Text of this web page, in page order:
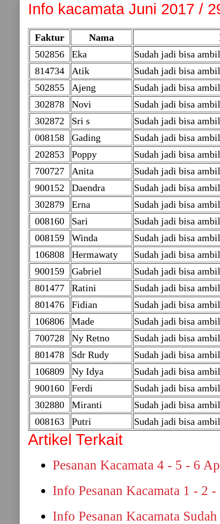
Info kacamata Juni 2017 /
Faktur Nama
502856
Eka
Sudah jadi bisa
814734
Atik
Sudah jadi bisa
502855
Ajeng
Sudah jadi bisa
302878
Novi
Sudah jadi bisa
302872
Sri s
Sudah jadi bisa
008158
Gading
Sudah jadi bisa
202853
Poppy
Sudah jadi bisa
700727
Anita
Sudah jadi bisa
900152
Daendra
Sudah jadi bisa
302879
Erna
Sudah jadi bisa
008160
Sari
Sudah jadi bisa
008159
Winda
Sudah jadi bisa
106808
Hermawaty
Sudah jadi bisa
900159
Gabriel
Sudah jadi bisa
801477
Ratini
Sudah jadi bisa
801476
Fidian
Sudah jadi bisa
106806
Made
Sudah jadi bisa
700728
Ny Retno
Sudah jadi bisa
801478
Sdr Rudy
Sudah jadi bisa
106809
Ny Idya
Sudah jadi bisa
900160
Ferdi
Sudah jadi bisa
302880
Miranti
Sudah jadi bisa
008163
Putri Sudah jadi bisa
Artikel Terkait
Pesanan Kacamata 4 - 5 - 6
Info Pesanan Kacamata 1 - 2
Info Pesanan Kacamata